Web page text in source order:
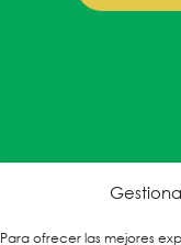
Para ofrecer las mejores